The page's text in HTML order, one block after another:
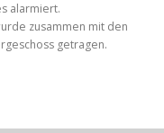
alarmiert.
zusammen mit den
getragen.